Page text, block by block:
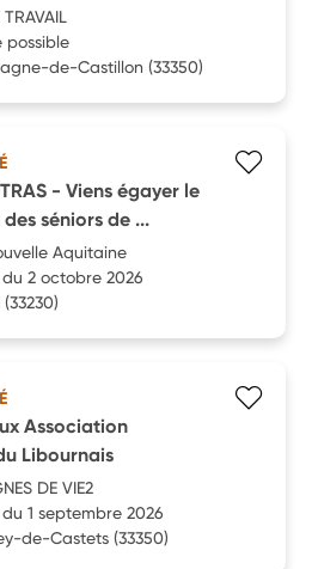
TRAVAIL
possible
de-Castillon (33350)
- Viens égayer le
séniors de ...
Aquitaine
2 octobre 2026
(33230)
Association
Libournais
DE VIE2
1 septembre 2026
de-Castets (33350)